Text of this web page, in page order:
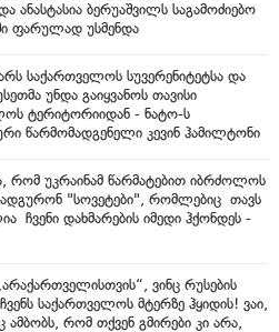
ანასტასია ბერუაშვილს საგამოძიებო
ფარულად უსმენდა
საქართველოს სუვერენიტეტსა და
უნდა გაიყვანოს თავისი
ტერიტორიიდან - ნატო-ს
წარმომადგენელი კევინ ჰამილტონი
რომ უკრაინამ წარმატებით იბრძოლოს
"სოვეტები", რომლებიც თავს
ჩვენი დახმარების იმედი ჰქონდეს -
ვინც რუსების
საქართველოს მტერზე ჰყიდის! ვაი,
რომ თქვენ გმირები კი არა,